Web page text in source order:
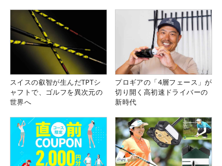
スイスの叡智が生んだTPTシ
ャフトで、ゴルフを異次元の
世界へ
プロギアの「4層フェース」が
切り開く高初速ドライバーの
新時代